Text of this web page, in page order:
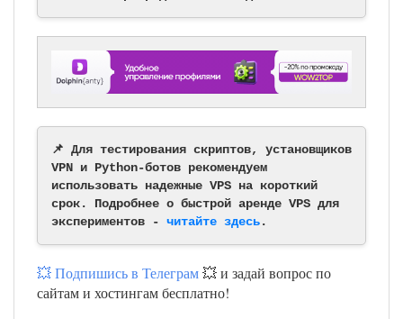
📌 Для тестирования скриптов, установщиков
VPN и Python-ботов рекомендуем
использовать надежные VPS на короткий
срок. Подробнее о быстрой аренде VPS для
экспериментов - читайте здесь.
💥 Подпишись в Телеграм💥 и задай вопрос по
сайтам и хостингам бесплатно!